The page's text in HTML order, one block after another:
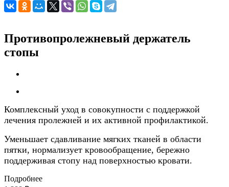
Противопролежневый держатель
стопы
Комплексный уход в совокупности с поддержкой
лечения пролежней и их активной профилактикой.
Уменьшает сдавливание мягких тканей в области
пятки, нормализует кровообращение, бережно
поддерживая стопу над поверхностью кровати.
Подробнее